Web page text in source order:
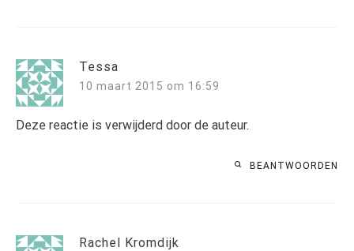
Tessa
10 maart 2015 om 16:59
Deze reactie is verwijderd door de auteur.
BEANTWOORDEN
Rachel Kromdijk